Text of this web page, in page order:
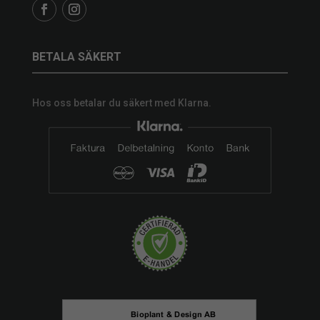
BETALA SÄKERT
Hos oss betalar du säkert med Klarna.